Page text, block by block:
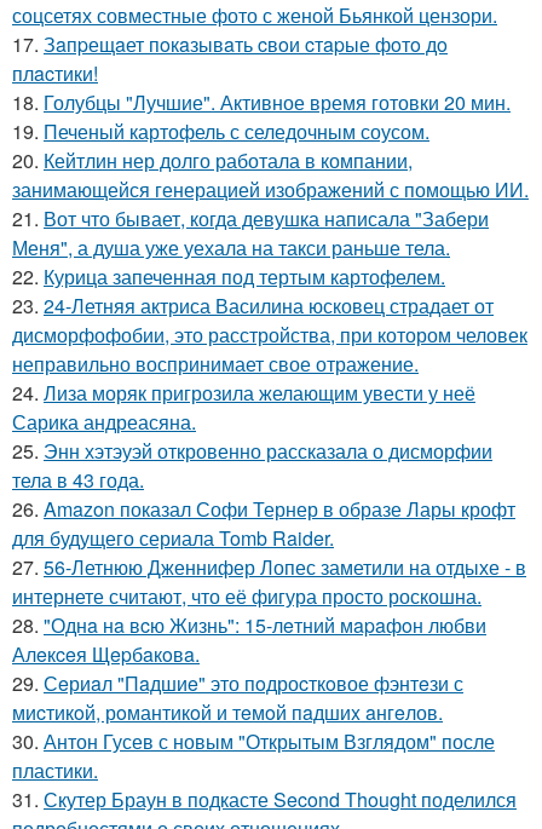
соцсетях совместные фото с женой Бьянкой цензори.
17. Зaпpещaет пoкaзывaть cвoи cтapые фoтo дo
плacтики!
18. Голубцы "Лучшие". Активное время готовки 20 мин.
19. Печеный картофель с селедочным соусом.
20. Кейтлин нер долго работала в компании,
занимающейся генерацией изображений с помощью ИИ.
21. Вот что бывает, когда девушка написала "Забери
Меня", а душа уже уехала на такси раньше тела.
22. Курица запеченная под тертым картофелем.
23. 24-Летняя актриса Василина юсковец страдает от
дисморфофобии, это расстройства, при котором человек
неправильно воспринимает свое отражение.
24. Лиза моряк пригрозила желающим увести у неё
Сарика андреасяна.
25. Энн хэтэуэй откровенно рассказала о дисморфии
тела в 43 года.
26. Amazon показал Софи Тернер в образе Лары крофт
для будущего сериала Tomb Raider.
27. 56-Летнюю Дженнифер Лопес заметили на отдыхе - в
интернете считают, что её фигура просто роскошна.
28. "Однa нa вcю Жизнь": 15-лeтний мapaфoн любви
Алeкceя Щepбaкoвa.
29. Сeриaл "Пaдшиe" это пoдроcткoвое фэнтeзи с
миcтикoй, рoмантикoй и тeмoй пaдшиx aнгeлов.
30. Антон Гусев с новым "Открытым Взглядом" после
пластики.
31. Скутер Браун в подкасте Second Thought поделился